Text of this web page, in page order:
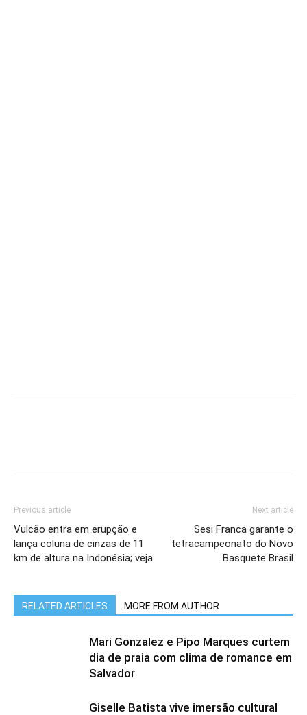
Previous article
Vulcão entra em erupção e
lança coluna de cinzas de 11
km de altura na Indonésia; veja
Next article
Sesi Franca garante o
tetracampeonato do Novo
Basquete Brasil
RELATED ARTICLES MORE FROM AUTHOR
Mari Gonzalez e Pipo Marques curtem
dia de praia com clima de romance em
Salvador
Giselle Batista vive imersão cultural